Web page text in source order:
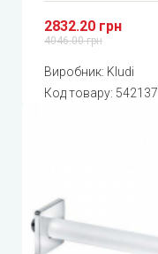
2832.20 грн
4046.00 грн
Виробник: Kludi
Код товару: 542137